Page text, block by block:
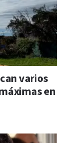
varios
en